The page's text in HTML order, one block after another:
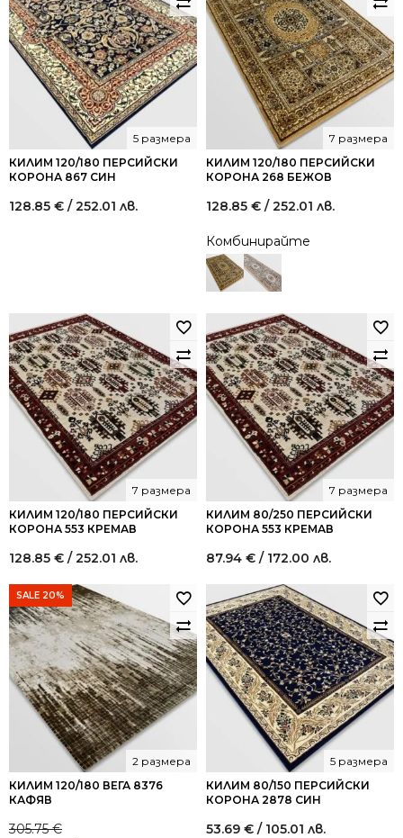
/
384.01
лв..
/
230.79
лв..
КИЛИМ 120/180 ПЕРСИЙСКИ
КОРОНА 867 СИН
5 размера
128.85 € / 252.01 лв.
КИЛИМ 120/180 ПЕРСИЙСКИ
КОРОНА 268 БЕЖОВ
7 размера
128.85 € / 252.01 лв.
Комбинирайте
КИЛИМ 120/180 ПЕРСИЙСКИ
КОРОНА 553 КРЕМАВ
7 размера
128.85 € / 252.01 лв.
КИЛИМ 80/250 ПЕРСИЙСКИ
КОРОНА 553 КРЕМАВ
7 размера
87.94 € / 172.00 лв.
SALE 20%
КИЛИМ 120/180 ВЕГА 8376
КАФЯВ
2 размера
305.75€
КИЛИМ 80/150 ПЕРСИЙСКИ
КОРОНА 2878 СИН
5 размера
53.69 € / 105.01 лв.